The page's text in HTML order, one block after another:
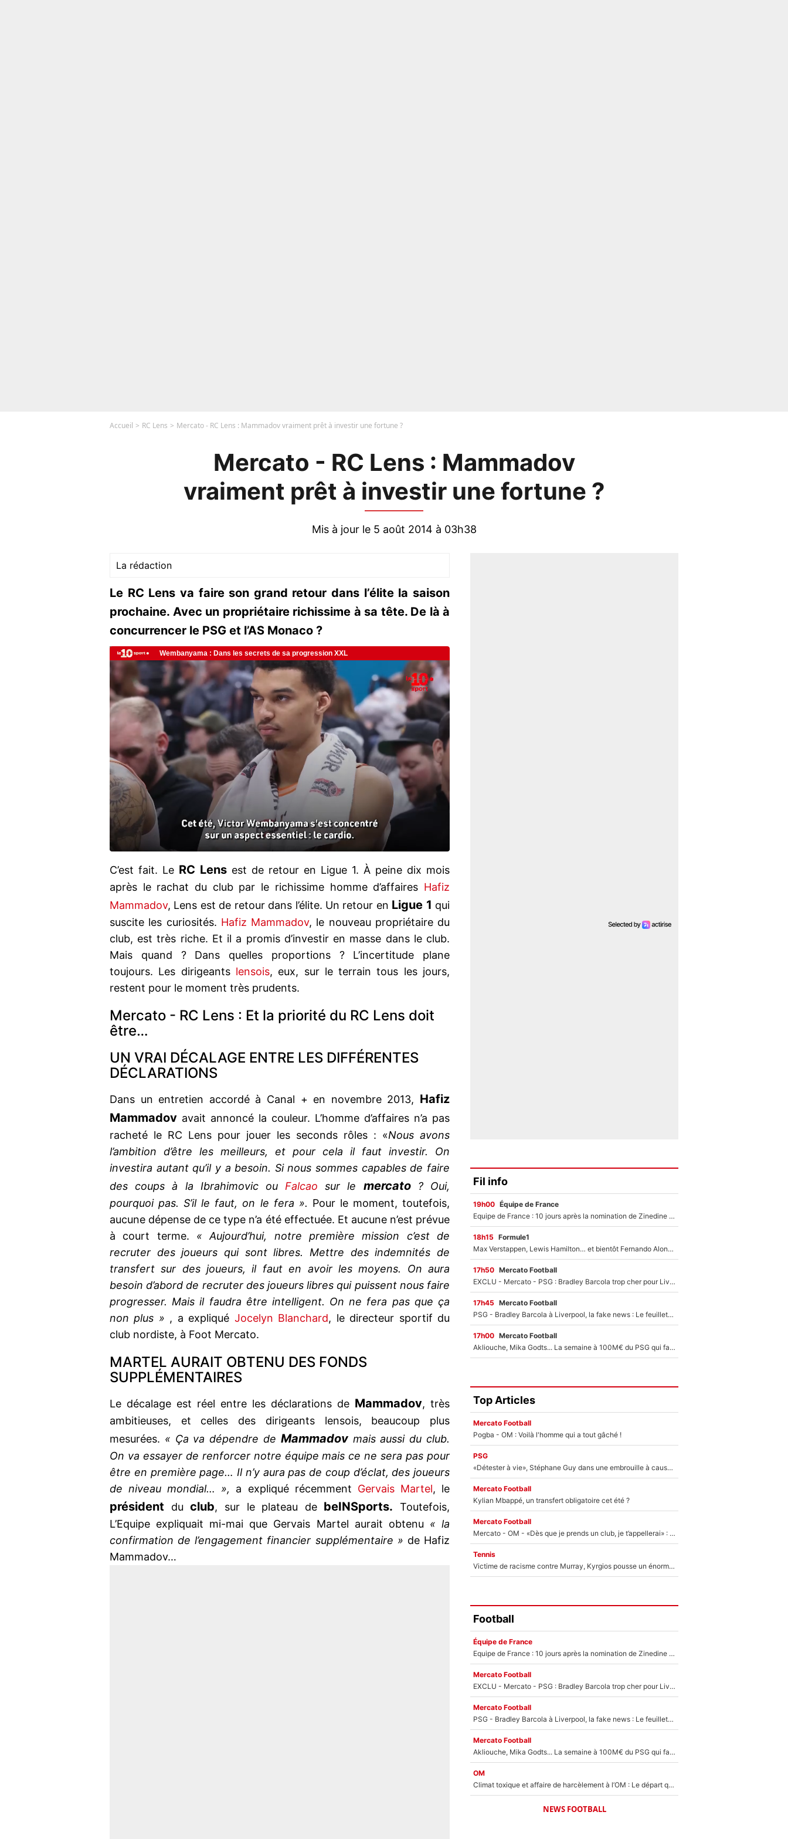
Accueil RC Lens Mercato - RC Lens : Mammadov vraiment prêt à investir une fortune ?
Mercato - RC Lens : Mammadov
vraiment prêt à investir une fortune ?
Mis à jour le 5 août 2014 à 03h38
La rédaction
Le RC Lens va faire son grand retour dans l’élite la saison
prochaine. Avec un propriétaire richissime à sa tête. De là à
concurrencer le PSG et l’AS Monaco ?
C’est fait. Le RC Lens est de retour en Ligue 1. À peine dix mois
après le rachat du club par le richissime homme d’affaires Hafiz
Mammadov, Lens est de retour dans l’élite. Un retour en Ligue 1 qui
suscite les curiosités. Hafiz Mammadov, le nouveau propriétaire du
club, est très riche. Et il a promis d’investir en masse dans le club.
Mais quand ? Dans quelles proportions ? L’incertitude plane
toujours. Les dirigeants lensois, eux, sur le terrain tous les jours,
restent pour le moment très prudents.
Mercato - RC Lens : Et la priorité du RC Lens doit
être…
UN VRAI DÉCALAGE ENTRE LES DIFFÉRENTES
DÉCLARATIONS
Dans un entretien accordé à Canal + en novembre 2013, Hafiz
Mammadov avait annoncé la couleur. L’homme d’affaires n’a pas
racheté le RC Lens pour jouer les seconds rôles : «Nous avons
l’ambition d’être les meilleurs, et pour cela il faut investir. On
investira autant qu’il y a besoin. Si nous sommes capables de faire
des coups à la Ibrahimovic ouFalcao sur le mercato? Oui,
pourquoi pas. S’il le faut, on le fera ». Pour le moment, toutefois,
aucune dépense de ce type n’a été effectuée. Et aucune n’est prévue
à court terme. « Aujourd’hui, notre première mission c’est de
recruter des joueurs qui sont libres. Mettre des indemnités de
transfert sur des joueurs, il faut en avoir les moyens. On aura
besoin d’abord de recruter des joueurs libres qui puissent nous faire
progresser. Mais il faudra être intelligent. On ne fera pas que ça
non plus » , a expliqué Jocelyn Blanchard, le directeur sportif du
club nordiste, à Foot Mercato.
MARTEL AURAIT OBTENU DES FONDS
SUPPLÉMENTAIRES
Le décalage est réel entre les déclarations de Mammadov, très
ambitieuses, et celles des dirigeants lensois, beaucoup plus
mesurées. « Ça va dépendre de Mammadovmais aussi du club.
On va essayer de renforcer notre équipe mais ce ne sera pas pour
être en première page… Il n’y aura pas de coup d’éclat, des joueurs
de niveau mondial… »,
a expliqué récemment Gervais Martel, le
président duclub, sur le plateau de beINSports. Toutefois,
L’Equipe expliquait mi-mai que Gervais Martel aurait obtenu « la
confirmation de l’engagement financier supplémentaire » de Hafiz
Mammadov…
Fil info
19h00 Équipe de France
Equipe de France : 10 jours après la nomination de Zinedine Zidane, c'est au tour de son fils de prendre un nouveau départ !
18h15 Formule1
Max Verstappen, Lewis Hamilton… et bientôt Fernando Alonso ? Le classement des pilotes les mieux payés en Formule 1 risque de changer !
17h50 Mercato Football
EXCLU - Mercato - PSG : Bradley Barcola trop cher pour Liverpool
17h45 Mercato Football
PSG - Bradley Barcola à Liverpool, la fake news : Le feuilleton continue !
17h00 Mercato Football
Akliouche, Mika Godts... La semaine à 100M€ du PSG qui fait basculer le mercato du PSG !
Top Articles
Mercato Football
Pogba - OM : Voilà l'homme qui a tout gâché !
PSG
«Détester à vie», Stéphane Guy dans une embrouille à cause du PSG !
Mercato Football
Kylian Mbappé, un transfert obligatoire cet été ?
Mercato Football
Mercato - OM - «Dès que je prends un club, je t’appellerai» : La promesse de Marcelino au moment de claquer la porte
Tennis
Victime de racisme contre Murray, Kyrgios pousse un énorme coup de gueule !
Football
Équipe de France
Equipe de France : 10 jours après la nomination de Zinedine Zidane, c'est au tour de son fils de prendre un nouveau départ !
Mercato Football
EXCLU - Mercato - PSG : Bradley Barcola trop cher pour Liverpool
Mercato Football
PSG - Bradley Barcola à Liverpool, la fake news : Le feuilleton continue !
Mercato Football
Akliouche, Mika Godts... La semaine à 100M€ du PSG qui fait basculer le mercato du PSG !
OM
Climat toxique et affaire de harcèlement à l’OM : Le départ qui soulage le vestiaire de Bruno Genesio
NEWS FOOTBALL